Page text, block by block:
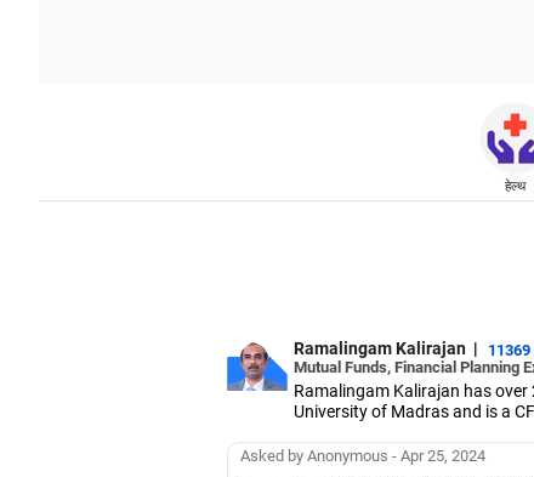
हेल्थ
Ramalingam Kalirajan |
Mutual Funds, Financial Planning
Ramalingam Kalirajan has
University of Madras and is a
term wealth through mutual
Asked by Anonymous - Apr 25, 2024